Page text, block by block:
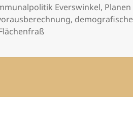
Everswinkel,
,